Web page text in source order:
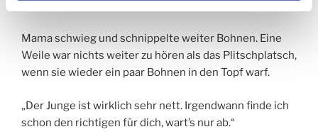
Mama schwieg und schnippelte weiter Bohnen. Eine
Weile war nichts weiter zu hören als das Plitschplatsch,
wenn sie wieder ein paar Bohnen in den Topf warf.
„Der Junge ist wirklich sehr nett. Irgendwann finde ich
schon den richtigen für dich, wart’s nur ab.“